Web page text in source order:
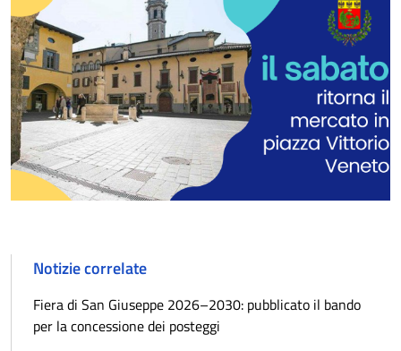
Notizie correlate
Fiera di San Giuseppe 2026–2030: pubblicato il bando
per la concessione dei posteggi